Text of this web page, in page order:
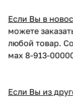
Если Вы в
можете
любой товар.
мах 8-913-
Если Вы из